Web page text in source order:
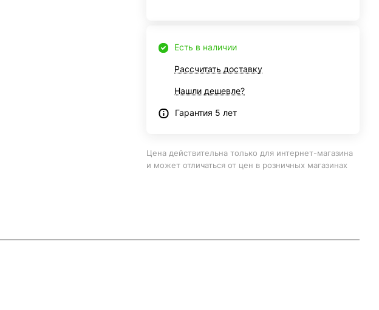
Есть в наличии
Рассчитать доставку
Нашли дешевле?
Гарантия 5 лет
Цена действительна только для интернет-магазина
и может отличаться от цен в розничных магазинах